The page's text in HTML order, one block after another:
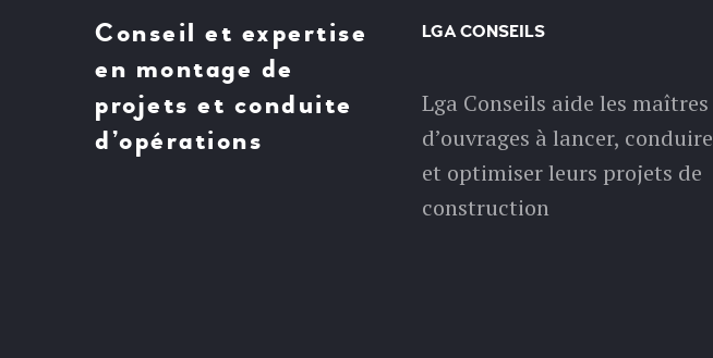
Conseil et expertise
en montage de
projets et conduite
d’opérations
LGA CONSEILS
Lga Conseils aide les maîtres
d’ouvrages à lancer, conduire
et optimiser leurs projets de
construction